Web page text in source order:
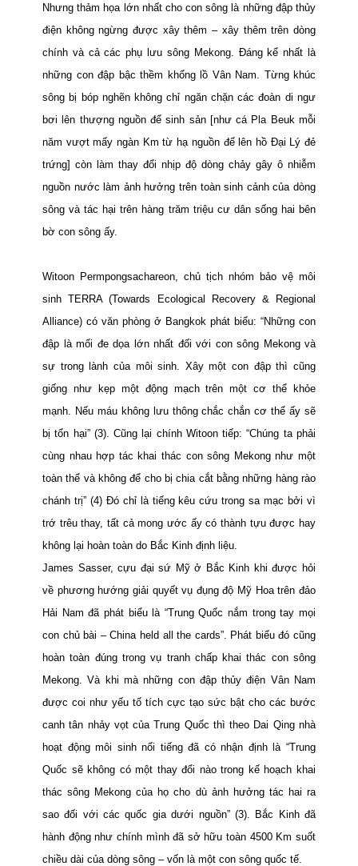
Nhưng thảm họa lớn nhất cho con sông là những đập thủy
điện không ngừng được xây thêm – xây thêm trên dòng
chính và cả các phụ lưu sông Mekong. Đáng kể nhất là
những con đập bậc thềm khổng lồ Vân Nam. Từng khúc
sông bị bóp nghẽn không chỉ ngăn chặn các đoàn di ngư
bơi lên thượng nguồn để sinh sản [như cá Pla Beuk mỗi
năm vượt mấy ngàn Km từ hạ nguồn để lên hồ Đại Lý đẻ
trứng] còn làm thay đổi nhịp độ dòng chảy gây ô nhiễm
nguồn nước làm ảnh hưởng trên toàn sinh cảnh của dòng
sông và tác hại trên hàng trăm triệu cư dân sống hai bên
bờ con sông ấy.
Witoon Permpongsachareon, chủ tịch nhóm bảo vệ môi
sinh TERRA (Towards Ecological Recovery & Regional
Alliance) có văn phòng ở Bangkok phát biểu: “Những con
đập là mối đe dọa lớn nhất đối với con sông Mekongvà
sự trong lành của môi sinh. Xây một con đập thì cũng
giống như kẹp một động mạch trên một cơ thể khỏe
mạnh. Nếu máu không lưu thông chắc chắn cơ thể ấy sẽ
bị tổn hại” (3). Cũng lại chính Witoon tiếp: “Chúng ta phải
cùng nhau hợp tác khai thác con sông Mekong như một
toàn thể và không để cho bị chia cắt bằng những hàng rào
chánh trị” (4) Đó chỉ là tiếng kêu cứu trong sa mạc bởi vì
trớ trêu thay, tất cả mong ước ấy có thành tựu được hay
không lại hoàn toàn do Bắc Kinh định liệu.
James Sasser, cựu đại sứ Mỹ ở Bắc Kinh khi được hỏi
về phương hướng giải quyết vụ đụng độ Mỹ Hoa trên đảo
Hải Nam đã phát biểu là “Trung Quốc nắm trong tay mọi
con chủ bài – China held all the cards”. Phát biểu đó cũng
hoàn toàn đúng trong vụ tranh chấp khai thác con sông
Mekong. Và khi mà những con đập thủy điện Vân Nam
được coi như yếu tố tích cực tạo sức bật cho các bước
canh tân nhảy vọt của Trung Quốc thì theo Dai Qing nhà
hoạt động môi sinh nổi tiếng đã có nhận định là “Trung
Quốc sẽ không có một thay đổi nào trong kế hoạch khai
thác sông Mekong của họ cho dù ảnh hưởng tác hai ra
sao đối với các quốc gia dưới nguồn” (3). Bắc Kinh đã
hành động như chính mình đã sở hữu toàn 4500 Km suốt
chiều dài của dòng sông – vốn là một con sông quốc tế.